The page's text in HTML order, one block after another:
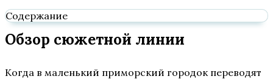
Содержание
Обзор сюжетной линии
Когда в маленький приморский городок переводят